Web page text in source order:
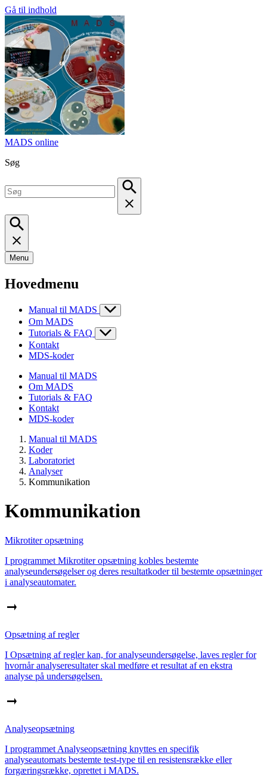
Gå til indhold
MADS online
Søg
Menu
Hovedmenu
Manual til MADS
Om MADS
Tutorials & FAQ
Kontakt
MDS-koder
Manual til MADS
Om MADS
Tutorials & FAQ
Kontakt
MDS-koder
Manual til MADS
Koder
Laboratoriet
Analyser
Kommunikation
Kommunikation
Mikrotiter opsætning
I programmet Mikrotiter opsætning kobles bestemte
analyseundersøgelser og deres resultatkoder til bestemte opsætninger
i analyseautomater.
Opsætning af regler
I Opsætning af regler kan, for analyseundersøgelse, laves regler for
hvornår analyseresultater skal medføre et resultat af en ekstra
analyse på undersøgelsen.
Analyseopsætning
I programmet Analyseopsætning knyttes en specifik
analyseautomats bestemte test-type til en resistensrække eller
forgæringsrække, oprettet i MADS.